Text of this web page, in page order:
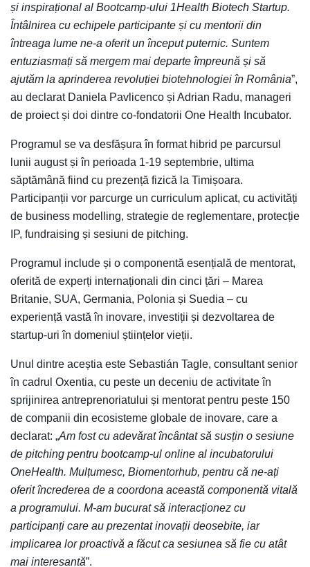
și inspirațional al Bootcamp-ului 1Health Biotech Startup.
Întâlnirea cu echipele participante și cu mentorii din
întreaga lume ne-a oferit un început puternic. Suntem
entuziasmați să mergem mai departe împreună și să
ajutăm la aprinderea revoluției biotehnologiei în România”,
au declarat Daniela Pavlicenco și Adrian Radu, manageri
de proiect și doi dintre co-fondatorii One Health Incubator.
Programul se va desfășura în format hibrid pe parcursul
lunii august și în perioada 1-19 septembrie, ultima
săptămână fiind cu prezență fizică la Timișoara.
Participanții vor parcurge un curriculum aplicat, cu activități
de business modelling, strategie de reglementare, protecție
IP, fundraising și sesiuni de pitching.
Programul include și o componentă esențială de mentorat,
oferită de experți internaționali din cinci țări – Marea
Britanie, SUA, Germania, Polonia și Suedia – cu
experiență vastă în inovare, investiții și dezvoltarea de
startup-uri în domeniul științelor vieții.
Unul dintre aceștia este Sebastián Tagle, consultant senior
în cadrul Oxentia, cu peste un deceniu de activitate în
sprijinirea antreprenoriatului și mentorat pentru peste 150
de companii din ecosisteme globale de inovare, care a
declarat: „Am fost cu adevărat încântat să susțin o sesiune
de pitching pentru bootcamp-ul online al incubatorului
OneHealth. Mulțumesc, Biomentorhub, pentru că ne-ați
oferit încrederea de a coordona această componentă vitală
a programului. M-am bucurat să interacționez cu
participanți care au prezentat inovații deosebite, iar
implicarea lor proactivă a făcut ca sesiunea să fie cu atât
mai interesantă”.